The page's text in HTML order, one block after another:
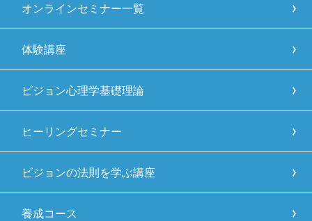
オンラインセミナー一覧
体験講座
ビジョン心理学基礎理論
ヒーリングセミナー
ビジョンの法則を学ぶ講座
養成コース